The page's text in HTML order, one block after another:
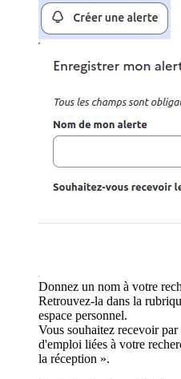
Donnez un nom à votre
Retrouvez-la dans la
espace personnel.
Vous souhaitez recevoir
d'emploi liées à votre
la réception ».